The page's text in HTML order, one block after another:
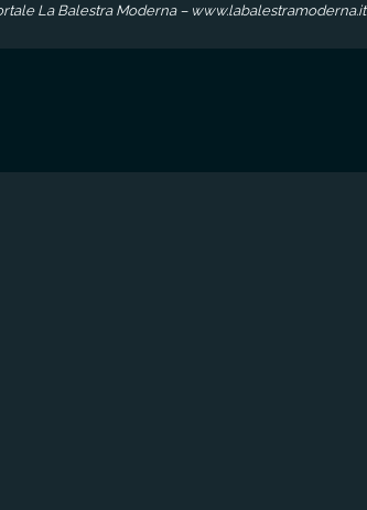
La Balestra Moderna – www.labalestramoderna.it